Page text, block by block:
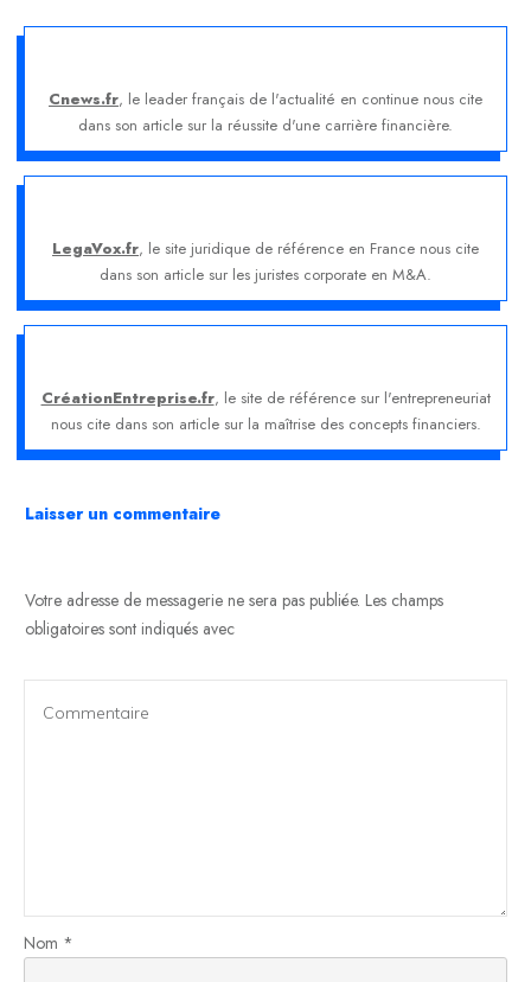
Cnews.fr, le leader français de l'actualité en continue nous cite
dans son article sur la réussite d'une carrière financière.
LegaVox.fr, le site juridique de référence en France nous cite
dans son article sur les juristes corporate en M&A.
CréationEntreprise.fr, le site de référence sur l'entrepreneuriat
nous cite dans son article sur la maîtrise des concepts financiers.
Laisser un commentaire
Votre adresse de messagerie ne sera pas publiée. Les champs
obligatoires sont indiqués avec
Nom *